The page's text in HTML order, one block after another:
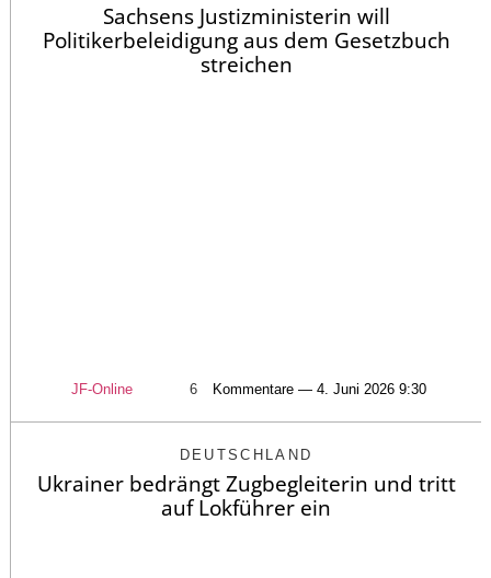
Sachsens Justizministerin will
Politikerbeleidigung aus dem Gesetzbuch
streichen
JF-Online 6 Kommentare — 4. Juni 2026 9:30
DEUTSCHLAND
Ukrainer bedrängt Zugbegleiterin und tritt
auf Lokführer ein